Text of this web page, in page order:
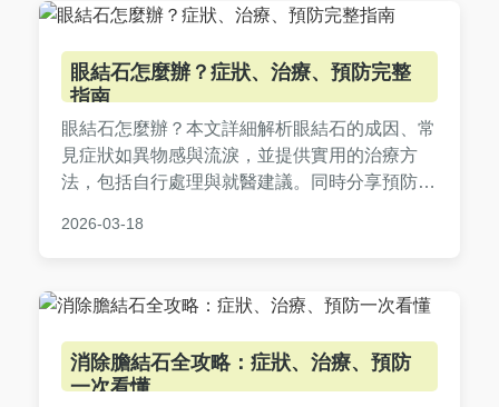
眼結石怎麼辦？症狀、治療、預防完整
指南
眼結石怎麼辦？本文詳細解析眼結石的成因、常
見症狀如異物感與流淚，並提供實用的治療方
法，包括自行處理與就醫建議。同時分享預防技
徹底解決眼部不適。內容由經驗分享出發，適合
2026-03-18
消除膽結石全攻略：症狀、治療、預防
一次看懂